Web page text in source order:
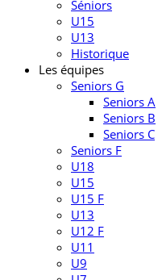
Séniors
U15
U13
Historique
Les équipes
Seniors G
Seniors A
Seniors B
Seniors C
Seniors F
U18
U15
U15 F
U13
U12 F
U11
U9